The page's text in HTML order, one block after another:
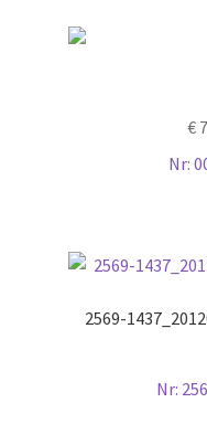
€
Nr:
2569-
Nr: